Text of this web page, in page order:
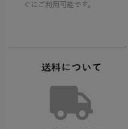
ぐにご利用可能です。
送料について